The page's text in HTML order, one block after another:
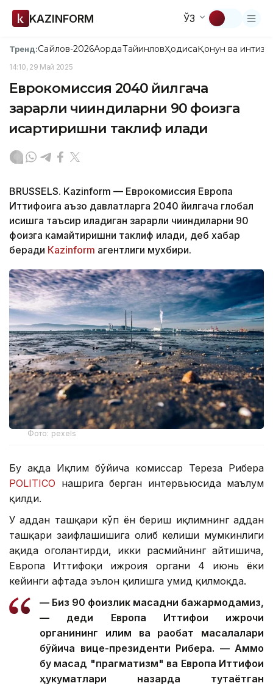
KAZINFORM ЎЗ
Тренд:Сайлов-2026АқордаТайинловҲодисаҚонун ва
14:10, 29 Май 2025
Еврокомиссия 2040 йилгача
зарарли чиқиндиларни 90 фоизга
қисқартиришни таклиф қилади
BRUSSELS. Kazinform — Еврокомиссия Европа
Иттифоқига аъзо давлатларга 2040 йилгача глобал
исишга таъсир қиладиган зарарли чиқиндиларни 90
фоизга камайтиришни таклиф қилади, деб хабар
беради Кazinform агентлиги мухбири.
Фото: pexels
Бу ҳақда Иқлим бўйича комиссар Тереза Рибера
POLITICO нашрига берган интервьюсида маълум
қилди.
У ҳаддан ташқари кўп ён бериш иқлимнинг ҳаддан
ташқари заифлашишига олиб келиши мумкинлиги
ҳақида огоҳлантирди, икки расмийнинг айтишича,
Европа Иттифоқи ижроия органи 4 июнь ёки
кейинги ҳафтада эълон қилишга умид қилмоқда.
— Биз 90 фоизлик мақсадни бажармоқдамиз,
— деди Европа Иттифоқи ижрочи
органининг иқлим ва рақобат масалалари
бўйича вице-президенти Рибера. — Аммо
бу мақсад "прагматизм" ва Европа Иттифоқи
ҳукуматлари назарда тутаётган